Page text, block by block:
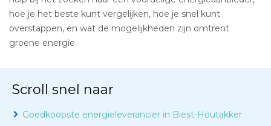
hoe je het beste kunt vergelijken, hoe je snel kunt
overstappen, en wat de mogelijkheden zijn omtrent
groene energie.
Scroll snel naar
Goedkoopste energieleverancier in Biest-Houtakker